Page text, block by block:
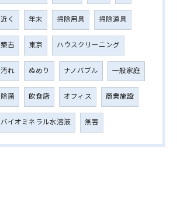
近く 年末 掃除用具 掃除道具
築古 東京 ハウスクリーニング
汚れ ぬめり ナノバブル 一般家庭
除菌 飲食店 オフィス 商業施設
バイオミネラル水溶液 無害